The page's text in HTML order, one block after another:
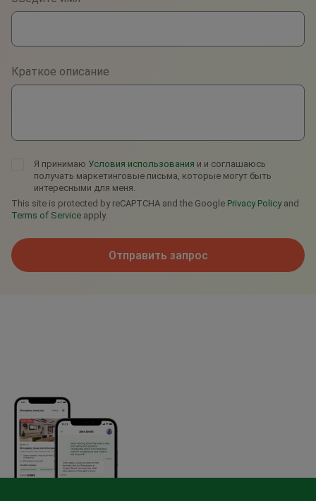
WhatsApp
Viber
Telegram
Краткое описание
Я принимаю Условия использования и и соглашаюсь
получать маркетинговые письма, которые могут быть
интересными для меня.
This site is protected by reCAPTCHA and the Google Privacy Policyand
Terms of Service apply.
Отправить запрос